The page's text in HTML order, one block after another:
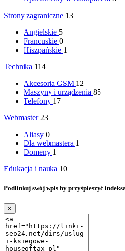
Strony zagraniczne 13
Angielskie 5
Francuskie 0
Hiszpańskie 1
Technika 114
Akcesoria GSM 12
Maszyny i urządzenia 85
Telefony 17
Webmaster 23
Aliasy 0
Dla webmastera 1
Domeny 1
Edukacja i nauka 10
Podlinkuj swój wpis by przyśpieszyć
×